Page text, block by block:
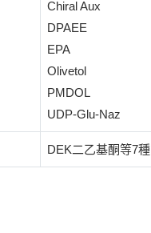
Chiral Aux
DPAEE
EPA
Olivetol
PMDOL
UDP-Glu-Naz
DEK二乙基酮等7種